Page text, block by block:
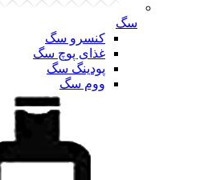
سگ
کنسرو سگ
غذای پوچ سگ
پودینگ سگ
ووم سگ